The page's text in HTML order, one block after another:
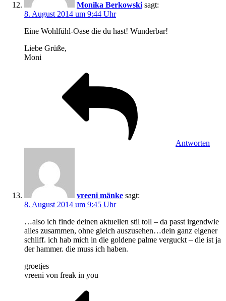
Monika Berkowski sagt:
8. August 2014 um 9:44 Uhr
Eine Wohlfühl-Oase die du hast! Wunderbar!
Liebe Grüße,
Moni
Antworten
vreeni mänke sagt:
8. August 2014 um 9:45 Uhr
…also ich finde deinen aktuellen stil toll – da passt irgendwie
alles zusammen, ohne gleich auszusehen…dein ganz eigener
schliff. ich hab mich in die goldene palme verguckt – die ist ja
der hammer. die muss ich haben.
groetjes
vreeni von freak in you